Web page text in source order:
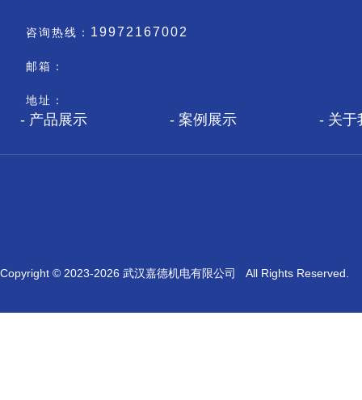
咨询热线： 19972167002
邮箱：
地址：
产品展示 案例展示 关于
Copyright © 2023-2026 武汉嘉德机电有限公司 All Rights Reserved.